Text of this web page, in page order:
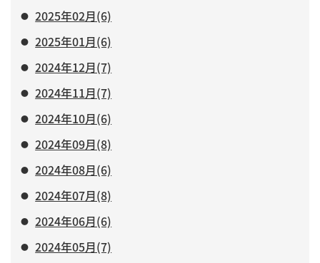
2025年02月(6)
2025年01月(6)
2024年12月(7)
2024年11月(7)
2024年10月(6)
2024年09月(8)
2024年08月(6)
2024年07月(8)
2024年06月(6)
2024年05月(7)